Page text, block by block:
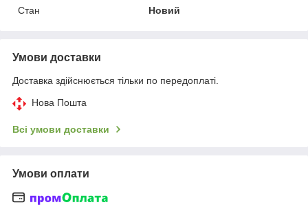
Стан
Новий
Умови доставки
Доставка здійснюється тільки по передоплаті.
Нова Пошта
Всі умови доставки
Умови оплати